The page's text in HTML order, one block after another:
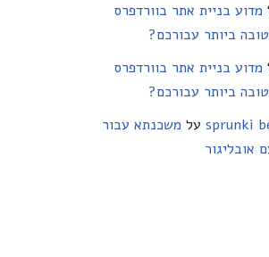
מדוע בניית אתר בוורדפרס
ביותר עבורכם?
מדוע בניית אתר בוורדפרס
ביותר עבורכם?
sprunki על משכנתא עבור
אובליגור